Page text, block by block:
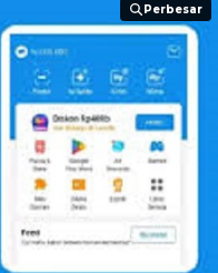
Perbesar
Perbesar